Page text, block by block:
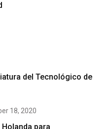
del Tecnológico de
18, 2020
para